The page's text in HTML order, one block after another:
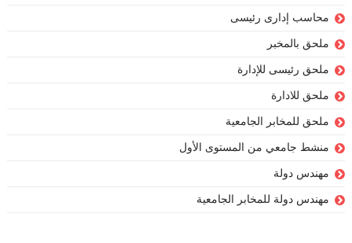
محاسب إدارى رئيسى
ملحق بالمخبر
ملحق رئيسى للإدارة
ملحق للادارة
ملحق للمخابر الجامعية
منشط جامعي من المستوى الأول
مهندس دولة
مهندس دولة للمخابر الجامعية